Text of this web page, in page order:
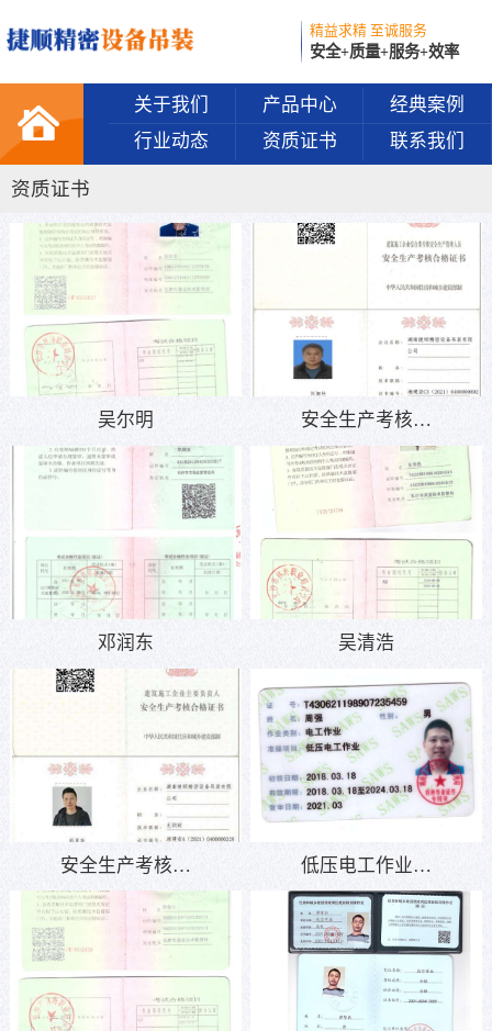
精益求精 至诚服务
安全+质量+服务+效率
关于我们 产品中心
经典案例
行业动态
资质证书 联系我们
资质证书
吴尔明 安全生产考核…
邓润东 吴清浩
安全生产考核… 低压电工作业…